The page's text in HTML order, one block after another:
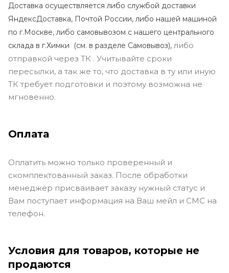
Доставка осуществляется либо службой доставки
ЯндексДоставка, Почтой России, либо нашей машиной
по г.Москве, либо самовывозом с нашего центрального
склада в г.Химки (см. в разделе Самовывоз), либо
отправкой через ТК . Учитывайте сроки
пересылки, а так же то, что доставка в ту или иную
ТК требует подготовки и поэтому возможна не
мгновенно.
Оплата
Оплатить можно только проверенный и
скомплектованный заказ. После обработки
менеджер присваивает заказу нужный статус и
Вам поступает информация на Ваш мейл и СМС на
телефон.
Условия для товаров, которые не
продаются